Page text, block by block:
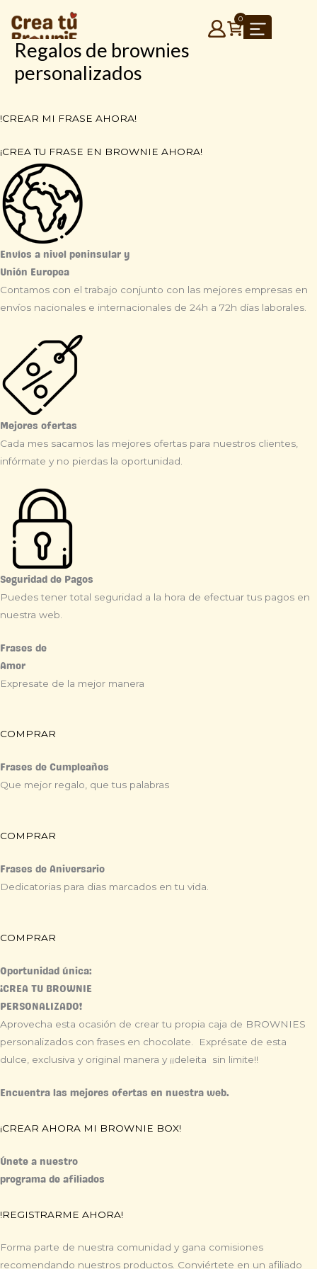
0
Regalos de brownies
personalizados
¡CREA TU BROWNIE
PERSONALIZADO!
!CREAR MI FRASE AHORA!
¡CREA TU FRASE EN BROWNIE AHORA!
Envíos a nivel peninsular y
Unión Europea
Contamos con el trabajo conjunto con las mejores empresas en
envíos nacionales e internacionales de 24h a 72h días laborales.
Mejores ofertas
Cada mes sacamos las mejores ofertas para nuestros clientes,
infórmate y no pierdas la oportunidad.
Seguridad de Pagos
Puedes tener total seguridad a la hora de efectuar tus pagos en
nuestra web.
Frases de
Amor
Expresate de la mejor manera
COMPRAR
Frases de Cumpleaños
Que mejor regalo, que tus palabras
COMPRAR
Frases de Aniversario
Dedicatorias para dias marcados en tu vida.
COMPRAR
Oportunidad única:
¡CREA TU BROWNIE
PERSONALIZADO!
Aprovecha esta ocasión de crear tu propia caja de BROWNIES
personalizados con frases en chocolate. Exprésate de esta
dulce, exclusiva y original manera y ¡¡deleita sin limite!!
Encuentra las mejores ofertas en nuestra web.
¡CREAR AHORA MI BROWNIE BOX!
Únete a nuestro
programa de afiliados
!REGISTRARME AHORA!
Forma parte de nuestra comunidad y gana comisiones
recomendando nuestros productos. Conviértete en un afiliado